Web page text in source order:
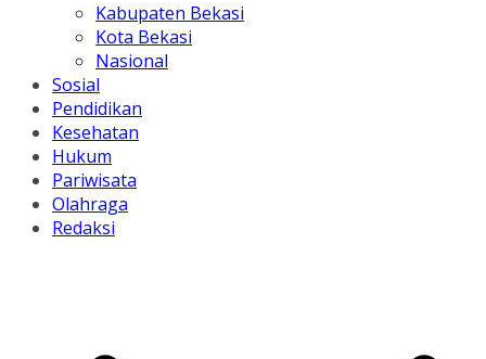
Kabupaten Bekasi
Kota Bekasi
Nasional
Sosial
Pendidikan
Kesehatan
Hukum
Pariwisata
Olahraga
Redaksi